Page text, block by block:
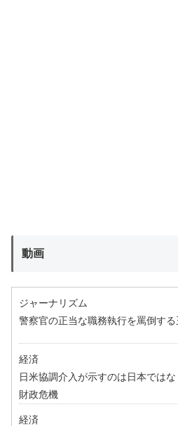
動画
ジャーナリズム
警察官の正当な職務執行を罵倒す
経済
日米協調介入が示すのは日本では
財政危機
経済